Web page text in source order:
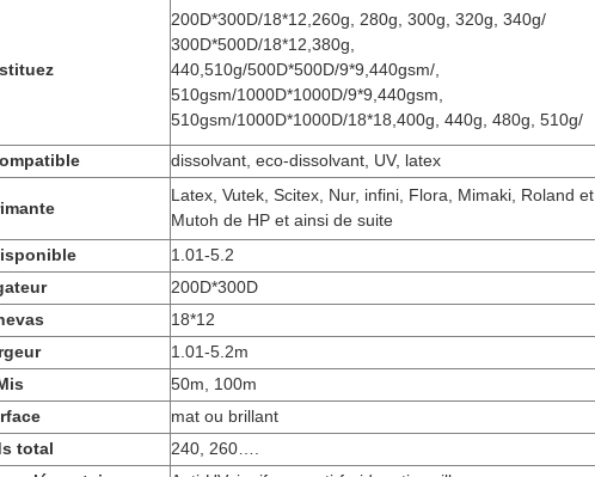
200D*300D/18*12,260g, 280g, 300g, 320g, 340g/
300D*500D/18*12,380g,
440,510g/500D*500D/9*9,440gsm/,
510gsm/1000D*1000D/9*9,440gsm,
510gsm/1000D*1000D/18*18,400g, 440g, 480g, 510g/
dissolvant, eco-dissolvant, UV, latex
Latex, Vutek, Scitex, Nur, infini, Flora, Mimaki, Roland et
Mutoh de HP et ainsi de suite
1.01-5.2
200D*300D
18*12
1.01-5.2m
50m, 100m
mat ou brillant
total
240, 260….